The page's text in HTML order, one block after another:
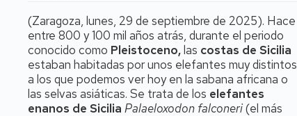
(Zaragoza, lunes, 29 de septiembre de 2025). Hace
entre 800 y 100 mil años atrás, durante el periodo
conocido como Pleistoceno,las costas de Sicilia
estaban habitadas por unos elefantes muy distintos
a los que podemos ver hoy en la sabana africana o
las selvas asiáticas. Se trata de los elefantes
enanos de Sicilia Palaeloxodon falconeri(el más